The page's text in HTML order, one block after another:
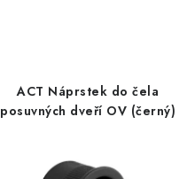
ACT Náprstek do čela
posuvných dveří OV (černý)